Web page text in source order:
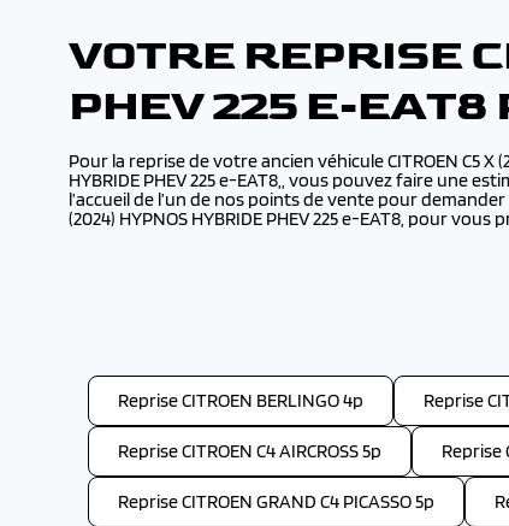
VOTRE REPRISE
PHEV 225 E-
Pour la reprise de votre ancien véhicule CITROEN C5 X
HYBRIDE PHEV 225 e-EAT8,, vous pouvez faire une
l’accueil de l’un de nos points de vente pour
(2024) HYPNOS HYBRIDE PHEV 225 e-EAT8, pour
Reprise CITROEN BERLINGO 4p Reprise
Reprise CITROEN C4 AIRCROSS 5p Reprise
Reprise CITROEN GRAND C4 PICASSO 5p